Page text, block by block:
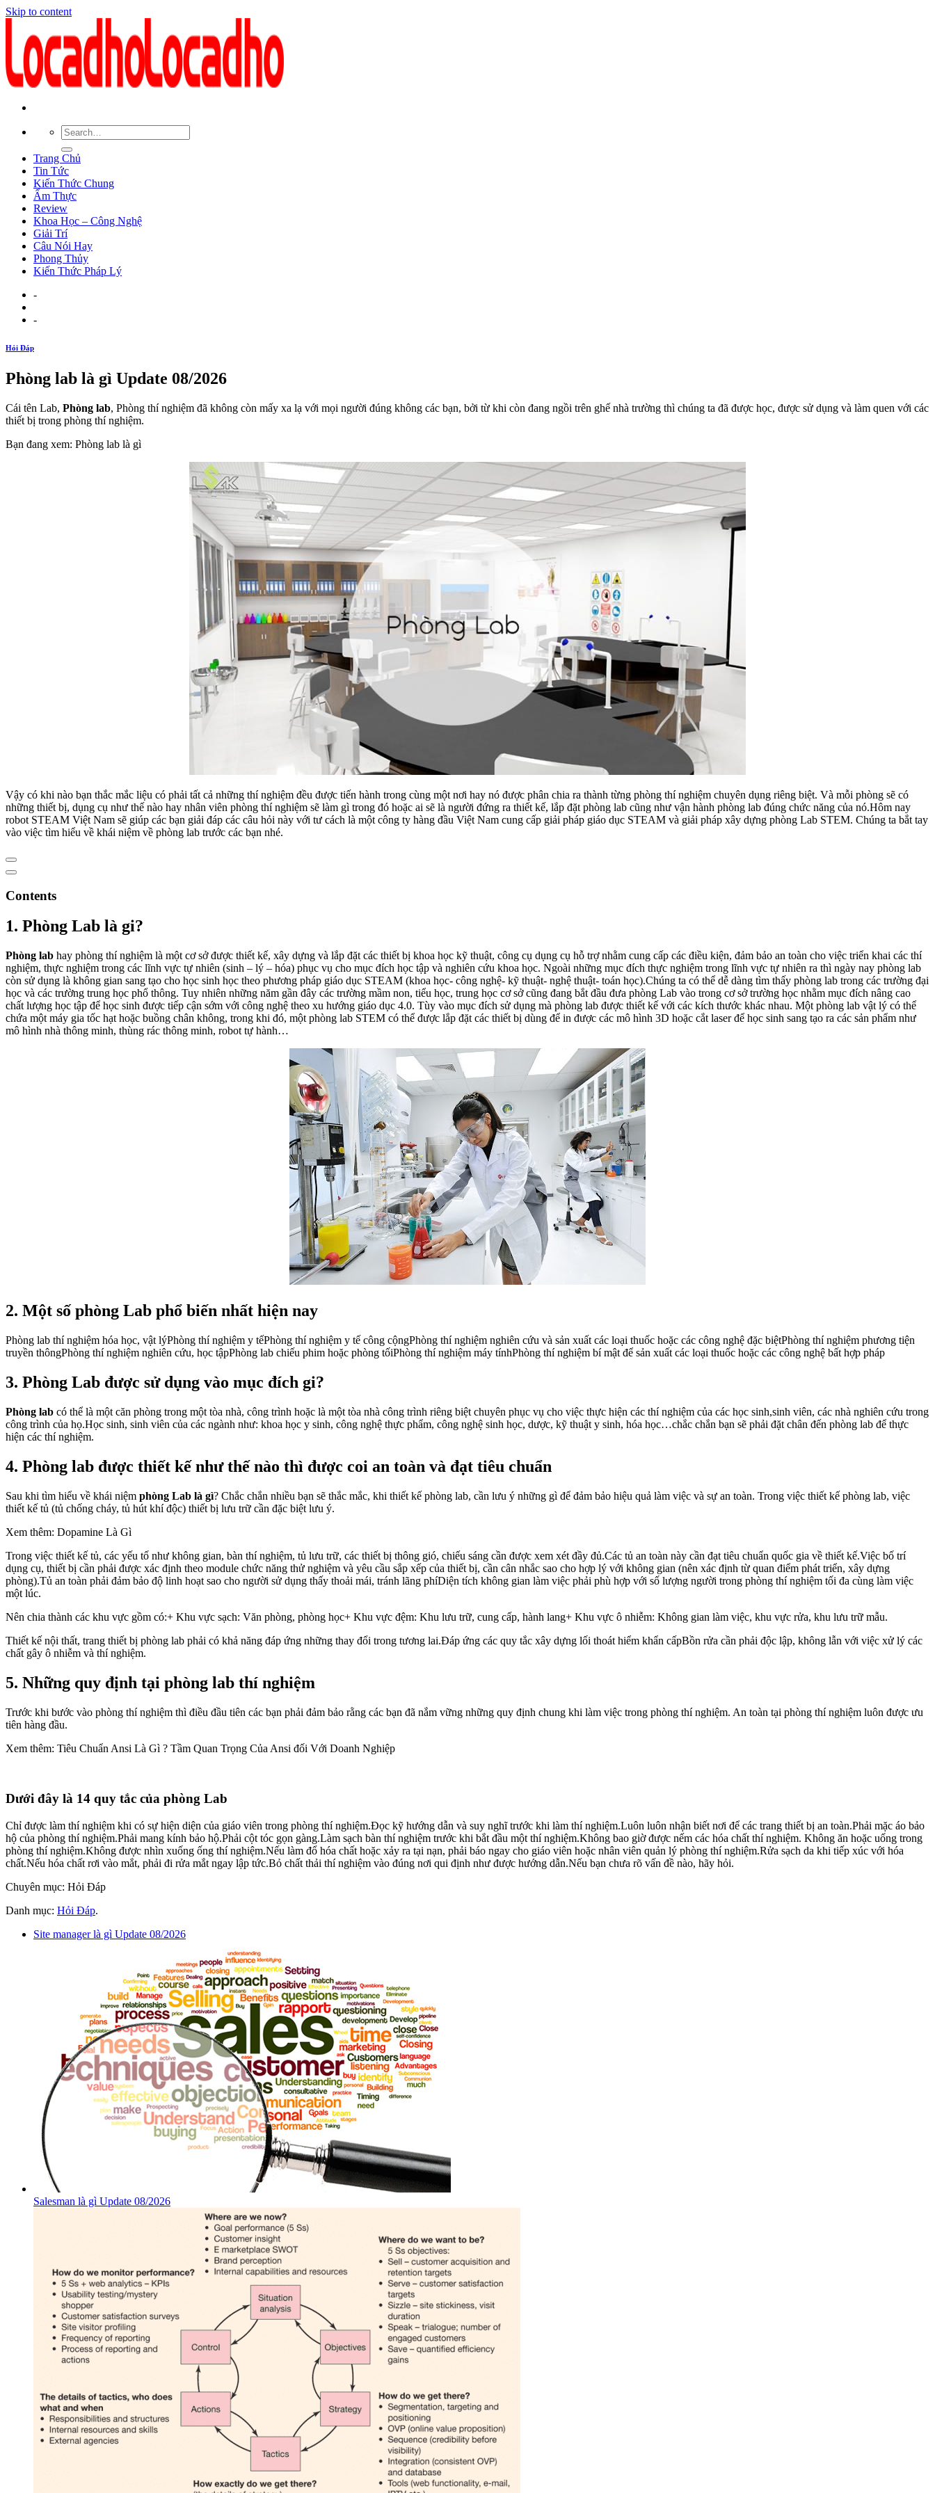
Skip to content
Trang Chủ
Tin Tức
Kiến Thức Chung
Ẩm Thực
Review
Khoa Học – Công Nghệ
Giải Trí
Câu Nói Hay
Phong Thủy
Kiến Thức Pháp Lý
-
-
Hỏi Đáp
Phòng lab là gì Update 08/2026
Cái tên Lab, Phòng lab, Phòng thí nghiệm đã không còn mấy xa lạ với mọi người đúng không các bạn, bởi từ khi còn đang ngồi trên ghế nhà trường thì chúng ta đã được học, được sử dụng và làm quen với các
thiết bị trong phòng thí nghiệm.
Bạn đang xem: Phòng lab là gì
Vậy có khi nào bạn thắc mắc liệu có phải tất cả những thí nghiệm đều được tiến hành trong cùng một nơi hay nó được phân chia ra thành từng phòng thí nghiệm chuyên dụng riêng biệt. Và mỗi phòng sẽ có
những thiết bị, dụng cụ như thế nào hay nhân viên phòng thí nghiệm sẽ làm gì trong đó hoặc ai sẽ là người đứng ra thiết kế, lắp đặt phòng lab cũng như vận hành phòng lab đúng chức năng của nó.Hôm nay
robot STEAM Việt Nam sẽ giúp các bạn giải đáp các câu hỏi này với tư cách là một công ty hàng đầu Việt Nam cung cấp giải pháp giáo dục STEAM và giải pháp xây dựng phòng Lab STEM. Chúng ta bắt tay
vào việc tìm hiểu về khái niệm về phòng lab trước các bạn nhé.
Contents
1. Phòng Lab là gi?
Phòng lab hay phòng thí nghiệm là một cơ sở được thiết kế, xây dựng và lắp đặt các thiết bị khoa học kỹ thuật, công cụ dụng cụ hỗ trợ nhằm cung cấp các điều kiện, đảm bảo an toàn cho việc triển khai các thí
nghiệm, thực nghiệm trong các lĩnh vực tự nhiên (sinh – lý – hóa) phục vụ cho mục đích học tập và nghiên cứu khoa học. Ngoài những mục đích thực nghiệm trong lĩnh vực tự nhiên ra thì ngày nay phòng lab
còn sử dụng là không gian sang tạo cho học sinh học theo phương pháp giáo dục STEAM (khoa học- công nghệ- kỹ thuật- nghệ thuật- toán học).Chúng ta có thể dễ dàng tìm thấy phòng lab trong các trường đại
học và các trường trung học phổ thông. Tuy nhiên những năm gần đây các trường mầm non, tiểu học, trung học cơ sở cũng đang bắt đầu đưa phòng Lab vào trong cơ sở trường học nhằm mục đích nâng cao
chất lượng học tập để học sinh được tiếp cận sớm với công nghệ theo xu hướng giáo dục 4.0. Tùy vào mục đích sử dụng mà phòng lab được thiết kế với các kích thước khác nhau. Một phòng lab vật lý có thể
chứa một máy gia tốc hạt hoặc buồng chân không, trong khi đó, một phòng lab STEM có thể được lắp đặt các thiết bị dùng để in được các mô hình 3D hoặc cắt laser để học sinh sang tạo ra các sản phẩm như
mô hình nhà thông minh, thùng rác thông minh, robot tự hành…
2. Một số phòng Lab phổ biến nhất hiện nay
Phòng lab thí nghiệm hóa học, vật lýPhòng thí nghiệm y tếPhòng thí nghiệm y tế công cộngPhòng thí nghiệm nghiên cứu và sản xuất các loại thuốc hoặc các công nghệ đặc biệtPhòng thí nghiệm phương tiện
truyền thôngPhòng thí nghiệm nghiên cứu, học tậpPhòng lab chiếu phim hoặc phòng tốiPhòng thí nghiệm máy tínhPhòng thí nghiệm bí mật để sản xuất các loại thuốc hoặc các công nghệ bất hợp pháp
3. Phòng Lab được sử dụng vào mục đích gi?
Phòng lab có thể là một căn phòng trong một tòa nhà, công trình hoặc là một tòa nhà công trình riêng biệt chuyên phục vụ cho việc thực hiện các thí nghiệm của các học sinh,sinh viên, các nhà nghiên cứu trong
công trình của họ.Học sinh, sinh viên của các ngành như: khoa học y sinh, công nghệ thực phẩm, công nghệ sinh học, dược, kỹ thuật y sinh, hóa học…chắc chắn bạn sẽ phải đặt chân đến phòng lab để thực
hiện các thí nghiệm.
4. Phòng lab được thiết kế như thế nào thì được coi an toàn và đạt tiêu chuẩn
Sau khi tìm hiểu về khái niệm phòng Lab là gì? Chắc chắn nhiều bạn sẽ thắc mắc, khi thiết kế phòng lab, cần lưu ý những gì để đảm bảo hiệu quả làm việc và sự an toàn. Trong việc thiết kế phòng lab, việc
thiết kế tủ (tủ chống cháy, tủ hút khí độc) thiết bị lưu trữ cần đặc biệt lưu ý.
Xem thêm: Dopamine Là Gì
Trong việc thiết kế tủ, các yếu tố như không gian, bàn thí nghiệm, tủ lưu trữ, các thiết bị thông gió, chiếu sáng cần được xem xét đầy đủ.Các tủ an toàn này cần đạt tiêu chuẩn quốc gia về thiết kế.Việc bố trí
dụng cụ, thiết bị cần phải được xác định theo module chức năng thử nghiệm và yêu cầu sắp xếp của thiết bị, cần cân nhắc sao cho hợp lý với không gian (nên xác định từ quan điểm phát triển, xây dựng
phòng).Tủ an toàn phải đảm bảo độ linh hoạt sao cho người sử dụng thấy thoải mái, tránh lãng phíDiện tích không gian làm việc phải phù hợp với số lượng người trong phòng thí nghiệm tối đa cùng làm việc
một lúc.
Nên chia thành các khu vực gồm có:+ Khu vực sạch: Văn phòng, phòng học+ Khu vực đệm: Khu lưu trữ, cung cấp, hành lang+ Khu vực ô nhiễm: Không gian làm việc, khu vực rửa, khu lưu trữ mẫu.
Thiết kế nội thất, trang thiết bị phòng lab phải có khả năng đáp ứng những thay đổi trong tương lai.Đáp ứng các quy tắc xây dựng lối thoát hiểm khẩn cấpBồn rửa cần phải độc lập, không lẫn với việc xử lý các
chất gây ô nhiễm và thí nghiệm.
5. Những quy định tại phòng lab thí nghiệm
Trước khi bước vào phòng thí nghiệm thì điều đầu tiên các bạn phải đảm bảo rằng các bạn đã nắm vững những quy định chung khi làm việc trong phòng thí nghiệm. An toàn tại phòng thí nghiệm luôn được ưu
tiên hàng đầu.
Xem thêm: Tiêu Chuẩn Ansi Là Gì ? Tầm Quan Trọng Của Ansi đối Với Doanh Nghiệp
Dưới đây là 14 quy tắc của phòng Lab
Chỉ được làm thí nghiệm khi có sự hiện diện của giáo viên trong phòng thí nghiệm.Đọc kỹ hướng dẫn và suy nghĩ trước khi làm thí nghiệm.Luôn luôn nhận biết nơi để các trang thiết bị an toàn.Phải mặc áo bảo
hộ của phòng thí nghiệm.Phải mang kính bảo hộ.Phải cột tóc gọn gàng.Làm sạch bàn thí nghiệm trước khi bắt đầu một thí nghiệm.Không bao giờ được nếm các hóa chất thí nghiệm. Không ăn hoặc uống trong
phòng thí nghiệm.Không được nhìn xuống ống thí nghiệm.Nếu làm đổ hóa chất hoặc xảy ra tại nạn, phải báo ngay cho giáo viên hoặc nhân viên quản lý phòng thí nghiệm.Rửa sạch da khi tiếp xúc với hóa
chất.Nếu hóa chất rơi vào mắt, phải đi rửa mắt ngay lập tức.Bỏ chất thải thí nghiệm vào đúng nơi qui định như được hướng dẫn.Nếu bạn chưa rõ vấn đề nào, hãy hỏi.
Chuyên mục: Hỏi Đáp
Danh mục: Hỏi Đáp.
Site manager là gì Update 08/2026
Salesman là gì Update 08/2026